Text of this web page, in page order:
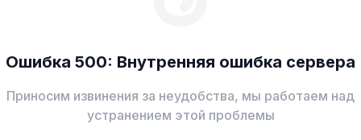
Ошибка 500: Внутренняя ошибка сервера
Приносим извинения за неудобства, мы работаем над
устранением этой проблемы